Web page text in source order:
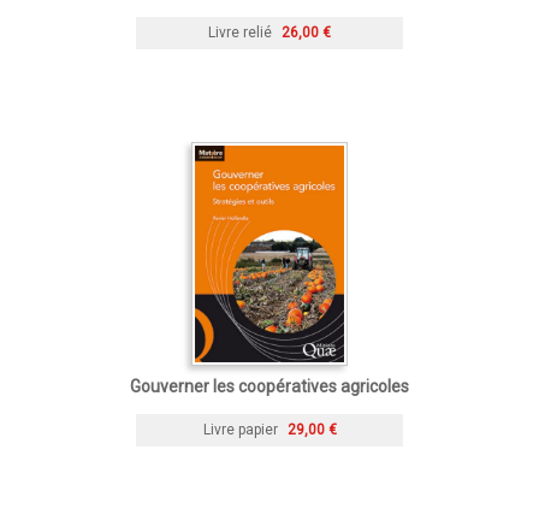
Livre relié 26,00 €
Gouverner les coopératives agricoles
Livre papier 29,00 €